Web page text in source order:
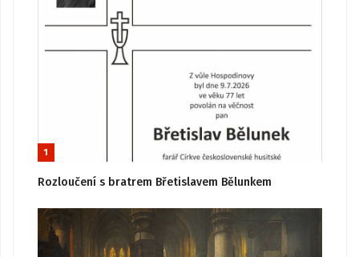
1
Rozloučení s bratrem Břetislavem Bělunkem